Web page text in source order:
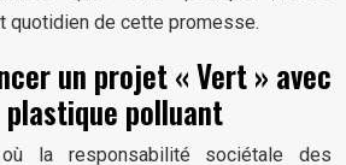
quotidien de cette promesse.
un projet « Vert » avec
plastique polluant
la responsabilité sociétale des